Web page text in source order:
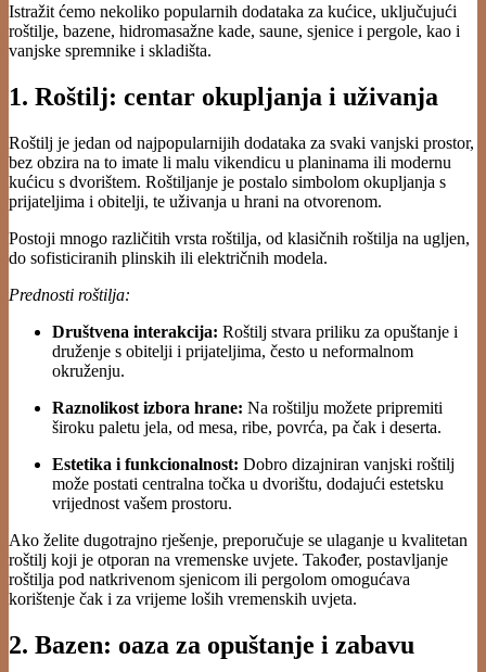
Istražit ćemo nekoliko popularnih dodataka za kućice, uključujući
roštilje, bazene, hidromasažne kade, saune, sjenice i pergole, kao i
vanjske spremnike i skladišta.
1. Roštilj: centar okupljanja i uživanja
Roštilj je jedan od najpopularnijih dodataka za svaki vanjski prostor,
bez obzira na to imate li malu vikendicu u planinama ili modernu
kućicu s dvorištem. Roštiljanje je postalo simbolom okupljanja s
prijateljima i obitelji, te uživanja u hrani na otvorenom.
Postoji mnogo različitih vrsta roštilja, od klasičnih roštilja na ugljen,
do sofisticiranih plinskih ili električnih modela.
Prednosti roštilja:
Društvena interakcija: Roštilj stvara priliku za opuštanje i
druženje s obitelji i prijateljima, često u neformalnom
okruženju.
Raznolikost izbora hrane: Na roštilju možete pripremiti
široku paletu jela, od mesa, ribe, povrća, pa čak i deserta.
Estetika i funkcionalnost: Dobro dizajniran vanjski roštilj
može postati centralna točka u dvorištu, dodajući estetsku
vrijednost vašem prostoru.
Ako želite dugotrajno rješenje, preporučuje se ulaganje u kvalitetan
roštilj koji je otporan na vremenske uvjete. Također, postavljanje
roštilja pod natkrivenom sjenicom ili pergolom omogućava
korištenje čak i za vrijeme loših vremenskih uvjeta.
2. Bazen: oaza za opuštanje i zabavu